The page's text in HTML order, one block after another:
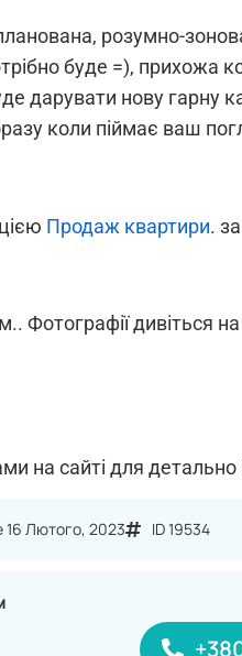
розумно-
буде =), прихожа
дарувати нову гарну
коли піймає ваш
Продаж квартири.
Фотографії дивіться на
на сайті для
Лютого, 2023 ID 19534